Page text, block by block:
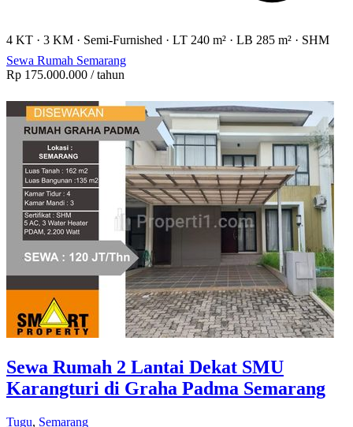
4 KT · 3 KM · Semi-Furnished · LT 240 m² · LB 285 m² · SHM
Sewa Rumah Semarang
Rp 175.000.000 / tahun
Sewa Rumah 2 Lantai Dekat SMU
Karangturi di Graha Padma Semarang
Tugu, Semarang